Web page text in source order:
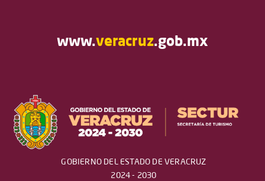
www.veracruz.gob.mx
GOBIERNO DEL ESTADO DE VERACRUZ
2024 - 2030